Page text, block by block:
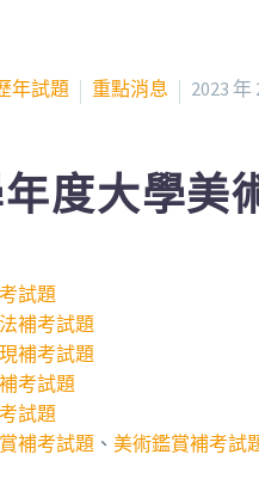
年試題 重點消息 2023 年
年度大學美
試題
補考試題
補考試題
考試題
試題
補考試題 、 美術鑑賞補考試